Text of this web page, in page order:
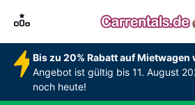
Bis zu 20% Rabatt auf Mietwagen
Angebot ist gültig bis 11. August
noch heute!